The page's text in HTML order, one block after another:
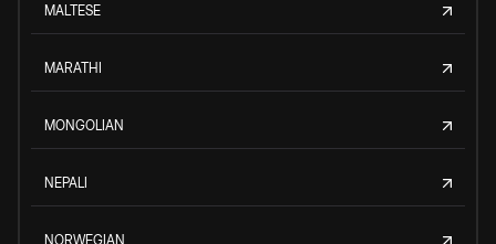
MALTESE
MARATHI
MONGOLIAN
NEPALI
NORWEGIAN